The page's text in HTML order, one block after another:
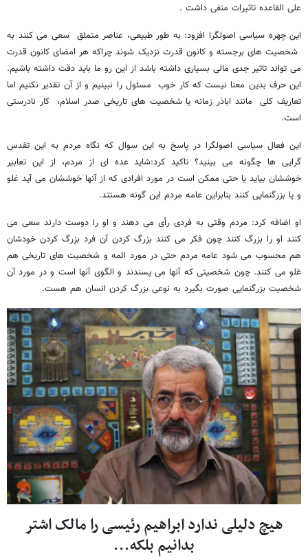
علی القاعده تاثیرات منفی داشت .
این چهره سیاسی اصولگرا افزود: به طور طبیعی، عناصر متملق سعی می کنند به
شخصیت های برجسته و کانون قدرت نزدیک شوند چراکه هر امضای کانون قدرت
می تواند تاثیر جدی مالی بسیاری داشته باشد از این رو ما باید دقت داشته باشیم.
این حرف بدین معنا نیست که کار خوب مسئول را نبینیم و از آن تقدیر نکنیم اما
تعاریف کلی مانند اباذر زمانه یا شخصیت های تاریخی صدر اسلام، کار نادرستی
است.
این فعال سیاسی اصولگرا در پاسخ به این سوال که نگاه مردم به این تقدس
گرایی ها چگونه می بینید؟ تاکید کرد:شاید عده ای از مردم، از این تعابیر
خوششان بیاید یا حتی ممکن است در مورد افرادی که از آنها خوششان می آید غلو
و یا بزرگنمایی کنند بنابراین عامه مردم این گونه هستند.
او اضافه کرد: مردم وقتی به فردی رأی می دهند و او را دوست دارند سعی می
کنند او را بزرگ کنند چون فکر می کنند بزرگ کردن آن فرد بزرگ کردن خودشان
هم محسوب می شود عامه مردم حتی در مورد ائمه و شخصیت های تاریخی هم
غلو می کنند. چون شخصیتی که آنها می پسندند و الگوی آنها است و در مورد آن
شخصیت بزرگنمایی صورت بگیرد به نوعی بزرگ کردن انسان هم هست.
هیچ دلیلی ندارد ابراهیم رئیسی را مالک اشتر
بدانیم بلکه...